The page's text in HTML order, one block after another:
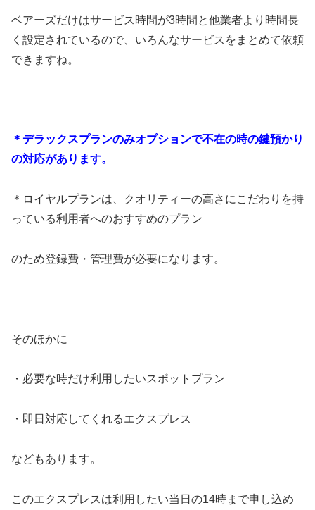
ベアーズだけはサービス時間が3時間と他業者より時間長
く設定されているので、いろんなサービスをまとめて依頼
できますね。
＊デラックスプランのみオプションで不在の時の鍵預かり
の対応があります。
＊ロイヤルプランは、クオリティーの高さにこだわりを持
っている利用者へのおすすめのプラン
のため登録費・管理費が必要になります。
そのほかに
・必要な時だけ利用したいスポットプラン
・即日対応してくれるエクスプレス
などもあります。
このエクスプレスは利用したい当日の14時まで申し込め